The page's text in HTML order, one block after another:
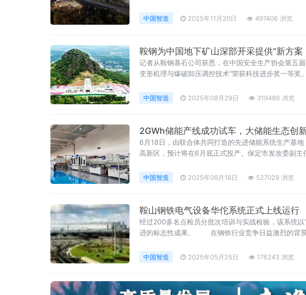
中国智造 2025年11月20日 497406 浏览
鞍钢为中国地下矿山深部开采提供“新方案
记者从鞍钢基石公司获悉，在中国安全生产协会第五
变形机理与爆破卸压调控技术”荣获科技进步奖一等
软岩巷道剧烈、非对称变形已成为制约矿
中国智造 2025年08月29日 319486 浏览
2GWh储能产线成功试车，大储能生态创
6月18日，由联合体共同打造的先进储能系统生产基
高新区，预计将在6月底正式投产。保定市发改委副
中国智造 2025年06月18日 527029 浏览
鞍山钢铁电气设备华佗系统正式上线运行
经过200多名点检员分批次培训与实战检验，该系统
进的标志性成果。 在钢铁行业竞争日益激烈的背景
中国智造 2025年05月25日 176243 浏览